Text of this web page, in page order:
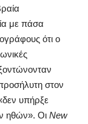
με πάσα
ότι ο
στον
υπήρξε
ηθών». Οι New